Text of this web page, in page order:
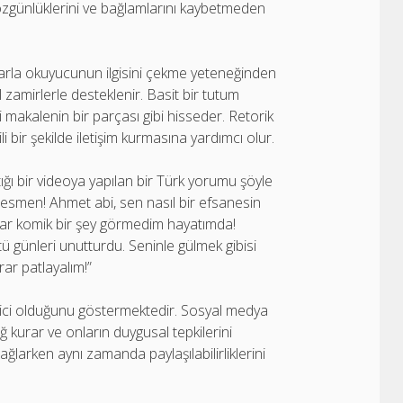
ve bağlamlarını kaybetmeden
okuyucunun ilgisini çekme yeteneğinden
zamirlerle desteklenir. Basit bir tutum
bir parçası gibi hisseder. Retorik
şekilde iletişim kurmasına yardımcı olur.
bir videoya yapılan bir Türk yorumu şöyle
Ahmet abi, sen nasıl bir efsanesin
komik bir şey görmedim hayatımda!
günleri unutturdu. Seninle gülmek gibisi
patlayalım!”
olduğunu göstermektedir. Sosyal medya
kurar ve onların duygusal tepkilerini
aynı zamanda paylaşılabilirliklerini